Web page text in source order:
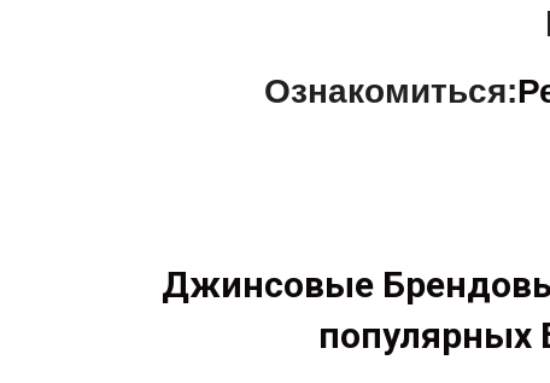
Ознакомиться:
Джинсовые
популярных